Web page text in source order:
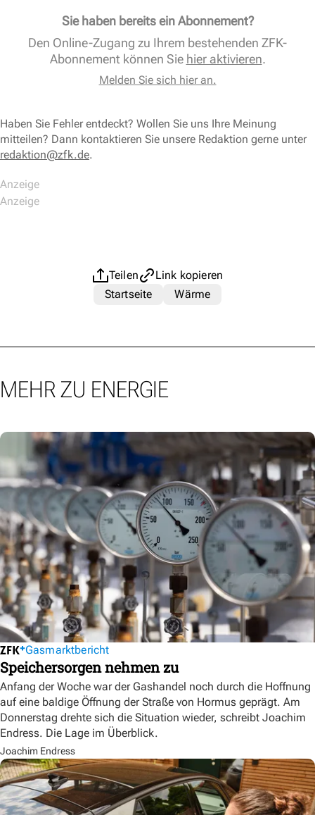
Sie haben bereits ein Abonnement?
Den Online-Zugang zu Ihrem bestehenden ZFK-
Abonnement können Sie hier aktivieren.
Melden Sie sich hier an.
Haben Sie Fehler entdeckt? Wollen Sie uns Ihre Meinung
mitteilen? Dann kontaktieren Sie unsere Redaktion gerne unter
redaktion@zfk.de.
Teilen
Link kopieren
Startseite
Wärme
MEHR ZU ENERGIE
Gasmarktbericht
Speichersorgen nehmen zu
Anfang der Woche war der Gashandel noch durch die Hoffnung
auf eine baldige Öffnung der Straße von Hormus geprägt. Am
Donnerstag drehte sich die Situation wieder, schreibt Joachim
Endress. Die Lage im Überblick.
Joachim Endress